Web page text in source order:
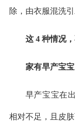
除，由衣服混洗
这 4 种情况
家有早产宝宝
早产宝宝在
相对不足，且皮肤